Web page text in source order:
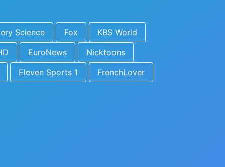
Science Fox
KBS World
EuroNews
Nicktoons
Eleven Sports 1
FrenchLover